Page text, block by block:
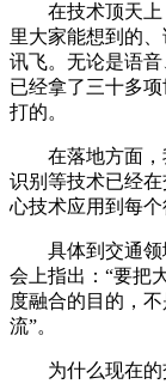
在技术顶天上
里大家能想到的
讯飞。无论是语
已经拿了三十多
打的。
在落地方面，
识别等技术已经
心技术应用到每个
具体到交通领
会上指出：“要把
度融合的目的，
流”。
为什么现在的